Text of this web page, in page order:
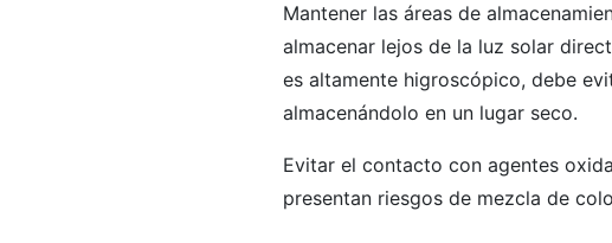
Mantener las áreas de
almacenar lejos de la luz solar
es altamente higroscópico, debe
almacenándolo en un lugar seco.
Evitar el contacto con agentes
presentan riesgos de mezcla de